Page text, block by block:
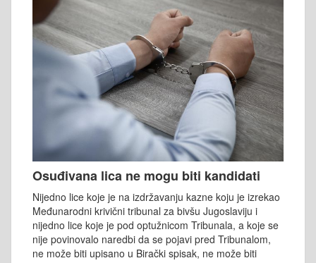
Osuđivana lica ne mogu biti kandidati
Nijedno lice koje je na izdržavanju kazne koju je izrekao
Međunarodni krivični tribunal za bivšu Jugoslaviju i
nijedno lice koje je pod optužnicom Tribunala, a koje se
nije povinovalo naredbi da se pojavi pred Tribunalom,
ne može biti upisano u Birački spisak, ne može biti